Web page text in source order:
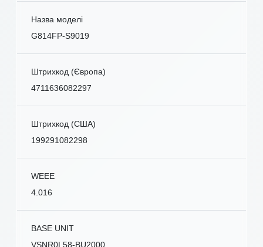
Назва моделі
G814FP-S9019
Штрихкод (Європа)
4711636082297
Штрихкод (США)
199291082298
WEEE
4.016
BASE UNIT
VSNR0L58-BU2000